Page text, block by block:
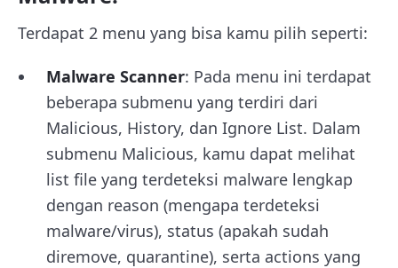
Terdapat 2 menu yang bisa kamu pilih seperti:
Malware Scanner: Pada menu ini terdapat
beberapa submenu yang terdiri dari
Malicious, History, dan Ignore List. Dalam
submenu Malicious, kamu dapat melihat
list file yang terdeteksi malware lengkap
dengan reason (mengapa terdeteksi
malware/virus), status (apakah sudah
diremove, quarantine), serta actions yang